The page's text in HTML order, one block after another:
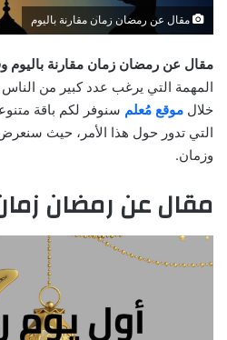
مقال عن رمضان زمان مقارنة باليوم
مقال عن رمضان زمان مقارنة باليوم
المهمة التي يرغب عدد كبير من الناس
خلال موقع مُعلم سنوفر لكم باقة
التي تدور حول هذا الأمر، حيث
وزمان.
مقال عن رمضان